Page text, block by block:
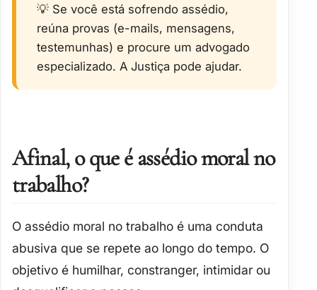
💡 Se você está sofrendo assédio,
reúna provas (e-mails, mensagens,
testemunhas) e procure um advogado
especializado. A Justiça pode ajudar.
Afinal, o que é assédio moral no
trabalho?
O assédio moral no trabalho é uma conduta
abusiva que se repete ao longo do tempo. O
objetivo é humilhar, constranger, intimidar ou